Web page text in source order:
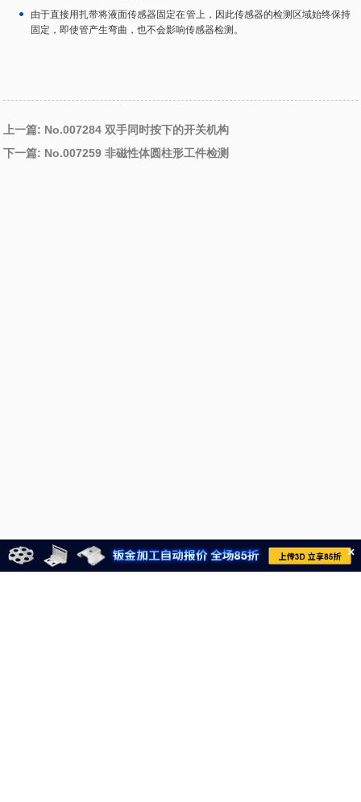
由于直接用扎带将液面传感器固定在管上，因此传感器的检测区域始终保持
固定，即使管产生弯曲，也不会影响传感器检测。
上一篇: No.007284 双手同时按下的开关机构
下一篇: No.007259 非磁性体圆柱形工件检测
×